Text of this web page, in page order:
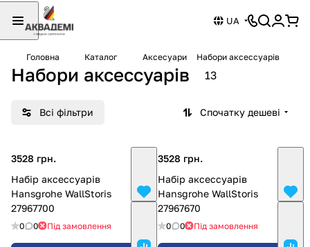
UA
Головна Каталог Аксесуари Набори аксессуарів
Набори аксессуарів 13
Всі фільтри Спочатку дешеві
3528 грн.
Набір аксессуарів
Hansgrohe WallStoris
27967700
0 0 Під замовлення
3528 грн.
Набір аксессуарів
Hansgrohe WallStoris
27967670
0 0 Під замовлення